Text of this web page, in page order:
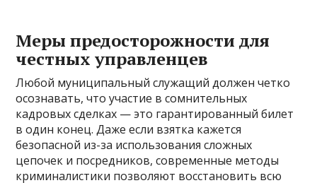
Меры предосторожности для
честных управленцев
Любой муниципальный служащий должен четко
осознавать, что участие в сомнительных
кадровых сделках — это гарантированный билет
в один конец. Даже если взятка кажется
безопасной из-за использования сложных
цепочек и посредников, современные методы
криминалистики позволяют восстановить всю